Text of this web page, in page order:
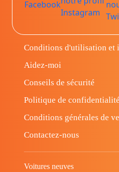
Conditions d'utilisation et
Aidez-moi
Conseils de sécurité
Politique de confidentialité
Conditions générales de
Contactez-nous
Voitures neuves